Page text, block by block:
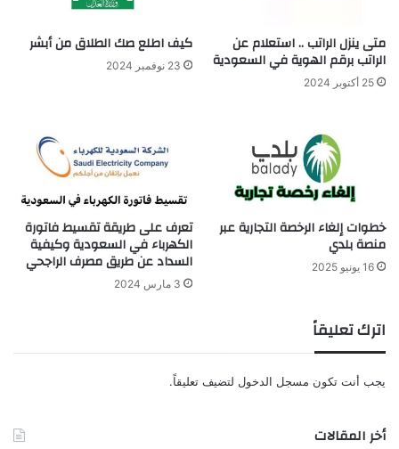
متى ينزل الراتب .. استعلام عن
الراتب برقم الهوية في السعودية
25 أكتوبر 2024
كيف اطلع صك الطلاق من أبشر
23 نوفمبر 2024
خطوات إلغاء الرخصة التجارية عبر
منصة بلدي
16 يونيو 2025
تعرف على طريقة تقسيط فاتورة
الكهرباء في السعودية وكيفية
السداد عن طريق مصرف الراجحي
3 مارس 2024
اترك تعليقاً
يجب أنت تكون مسجل الدخول لتضيف تعليقاً.
أخر المقالات